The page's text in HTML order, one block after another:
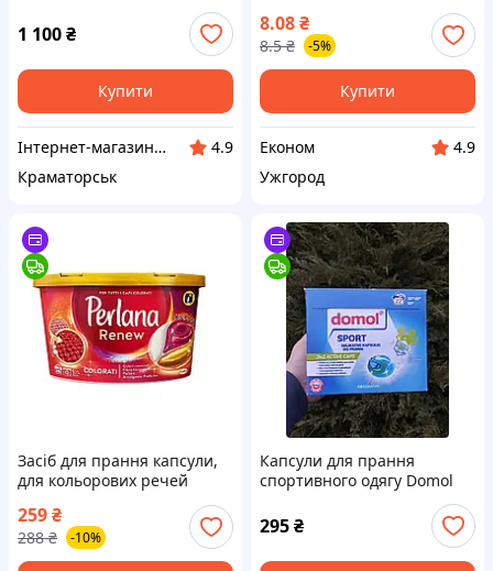
1 100₴
Купити
Інтернет-магазин "Miboxi"
4.9
Краматорськ
8.08₴
8.5 ₴ -5%
Купити
Економ
4.9
Ужгород
Засіб для прання капсули,
для кольорових речей
Perlana Caps Color, 063651,
18 капсул
259₴
288 ₴ -10%
Капсули для прання
спортивного одягу Domol
295₴